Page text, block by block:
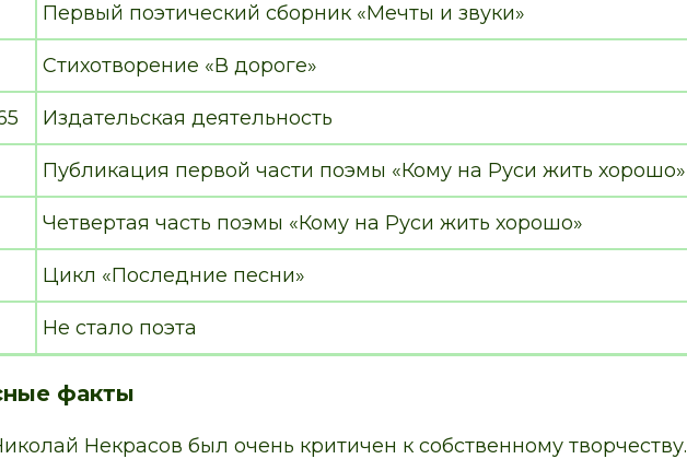
Первый поэтический сборник «Мечты и звуки»
Стихотворение «В дороге»
Издательская деятельность
Публикация первой части поэмы «Кому на Руси жить хорошо»
Четвертая часть поэмы «Кому на Руси жить хорошо»
Цикл «Последние песни»
Не стало поэта
факты
Некрасов был очень критичен к собственному творчеству.